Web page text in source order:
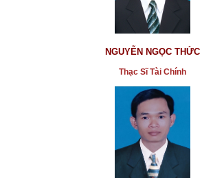
NGUYỄN NGỌC THỨC
Thạc Sĩ Tài Chính